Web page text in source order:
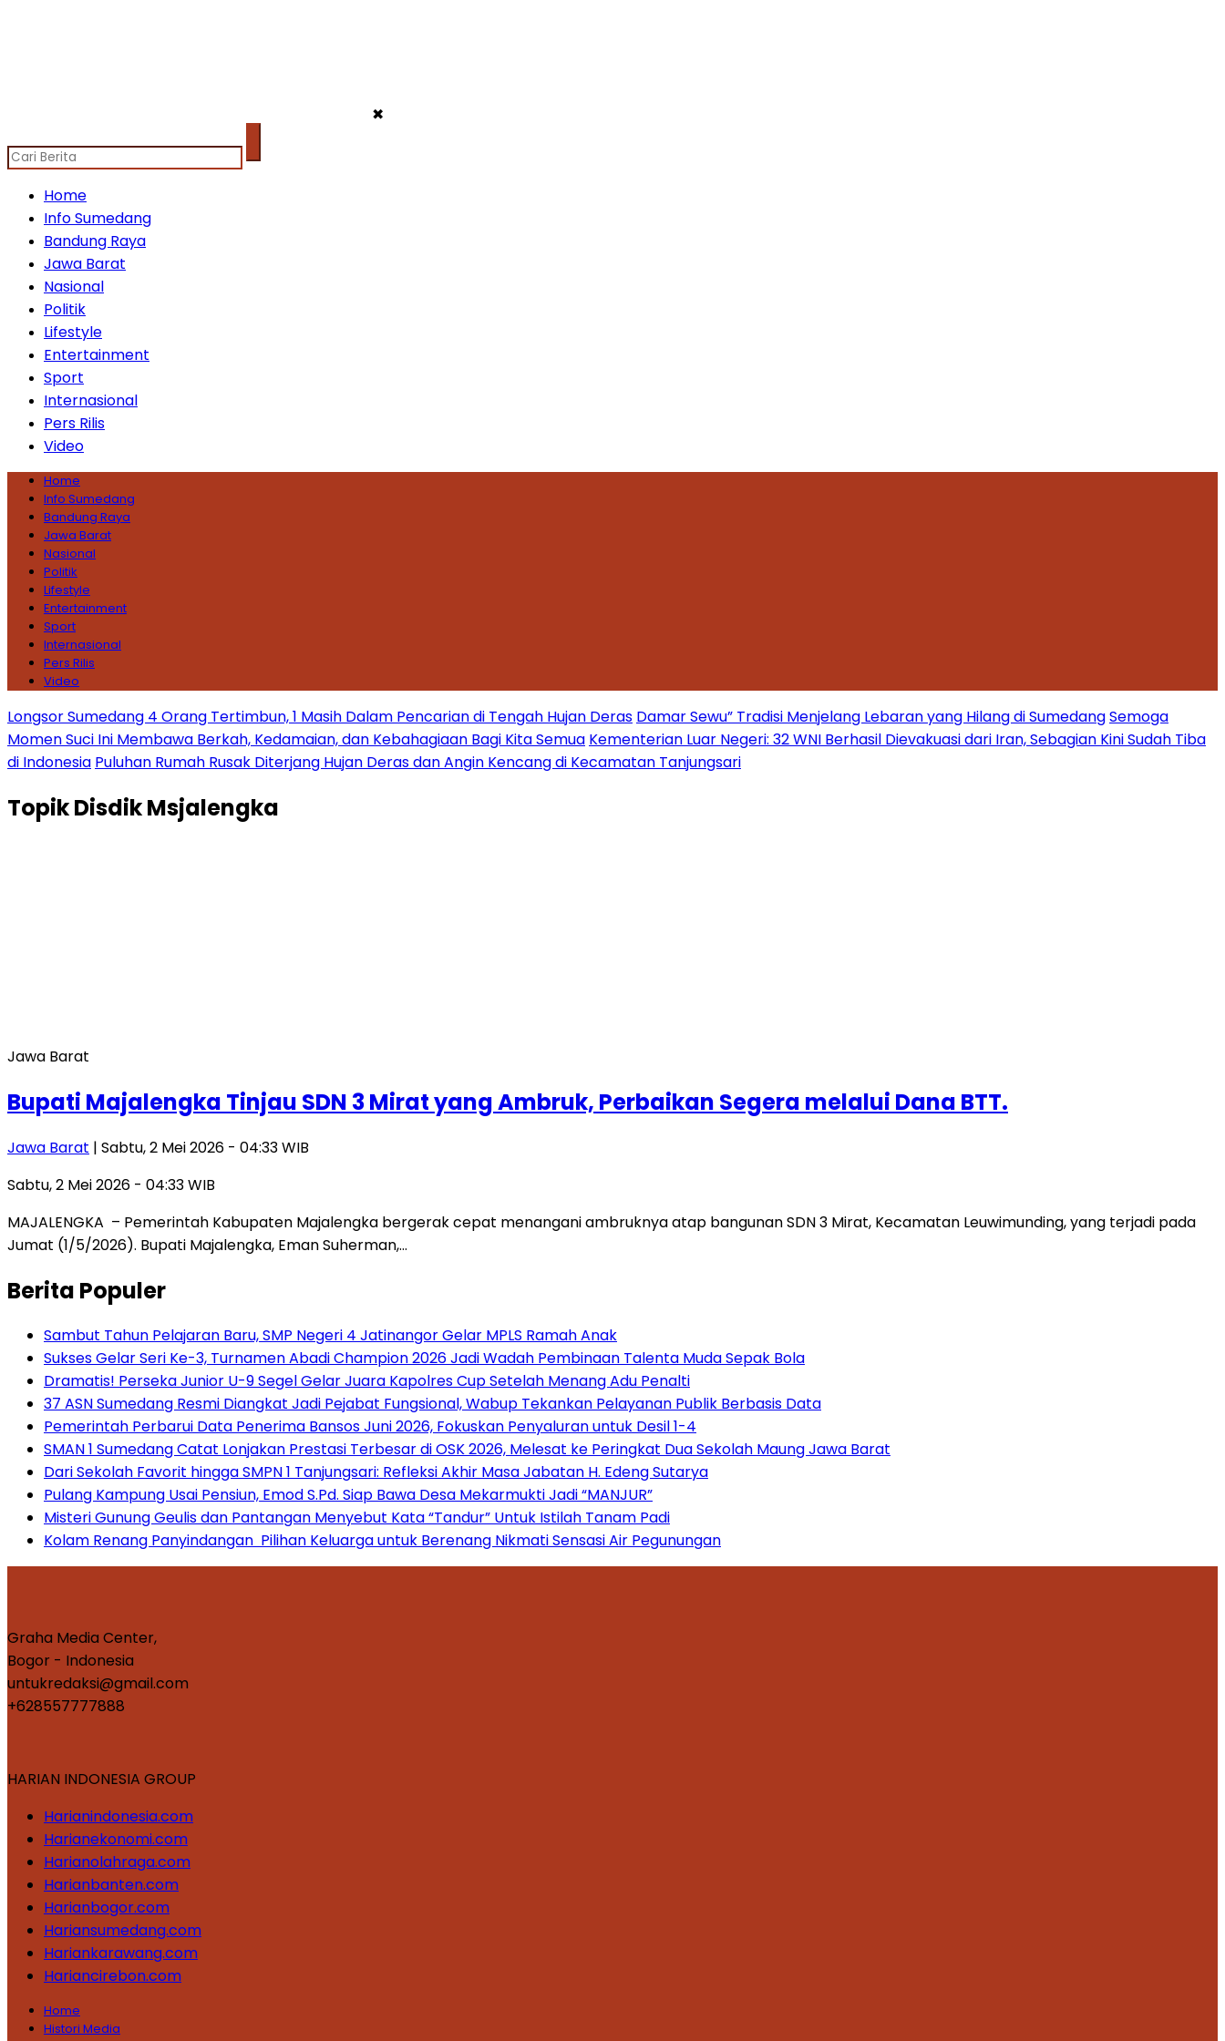
✖
Home
Info Sumedang
Bandung Raya
Jawa Barat
Nasional
Politik
Lifestyle
Entertainment
Sport
Internasional
Pers Rilis
Video
Home
Info Sumedang
Bandung Raya
Jawa Barat
Nasional
Politik
Lifestyle
Entertainment
Sport
Internasional
Pers Rilis
Video
Longsor Sumedang 4 Orang Tertimbun, 1 Masih Dalam Pencarian di Tengah Hujan Deras Damar Sewu” Tradisi Menjelang Lebaran yang Hilang di SumedangSemoga
Momen Suci Ini Membawa Berkah, Kedamaian, dan Kebahagiaan Bagi Kita Semua Kementerian Luar Negeri: 32 WNI Berhasil Dievakuasi dari Iran, Sebagian Kini Sudah Tiba
di Indonesia Puluhan Rumah Rusak Diterjang Hujan Deras dan Angin Kencang di Kecamatan Tanjungsari
TopikDisdik Msjalengka
Jawa Barat
Bupati Majalengka Tinjau SDN 3 Mirat yang Ambruk, Perbaikan Segera melalui Dana BTT.
Jawa Barat | Sabtu, 2 Mei 2026 - 04:33 WIB
Sabtu, 2 Mei 2026 - 04:33 WIB
MAJALENGKA – Pemerintah Kabupaten Majalengka bergerak cepat menangani ambruknya atap bangunan SDN 3 Mirat, Kecamatan Leuwimunding, yang terjadi pada
Jumat (1/5/2026). Bupati Majalengka, Eman Suherman,…
Berita Populer
Sambut Tahun Pelajaran Baru, SMP Negeri 4 Jatinangor Gelar MPLS Ramah Anak
Sukses Gelar Seri Ke-3, Turnamen Abadi Champion 2026 Jadi Wadah Pembinaan Talenta Muda Sepak Bola
Dramatis! Perseka Junior U-9 Segel Gelar Juara Kapolres Cup Setelah Menang Adu Penalti
37 ASN Sumedang Resmi Diangkat Jadi Pejabat Fungsional, Wabup Tekankan Pelayanan Publik Berbasis Data
Pemerintah Perbarui Data Penerima Bansos Juni 2026, Fokuskan Penyaluran untuk Desil 1-4
SMAN 1 Sumedang Catat Lonjakan Prestasi Terbesar di OSK 2026, Melesat ke Peringkat Dua Sekolah Maung Jawa Barat
Dari Sekolah Favorit hingga SMPN 1 Tanjungsari: Refleksi Akhir Masa Jabatan H. Edeng Sutarya
Pulang Kampung Usai Pensiun, Emod S.Pd. Siap Bawa Desa Mekarmukti Jadi “MANJUR”
Misteri Gunung Geulis dan Pantangan Menyebut Kata “Tandur” Untuk Istilah Tanam Padi
Kolam Renang Panyindangan Pilihan Keluarga untuk Berenang Nikmati Sensasi Air Pegunungan
Graha Media Center,
Bogor - Indonesia
untukredaksi@gmail.com
+628557777888
HARIAN INDONESIA GROUP
Harianindonesia.com
Harianekonomi.com
Harianolahraga.com
Harianbanten.com
Harianbogor.com
Hariansumedang.com
Hariankarawang.com
Hariancirebon.com
Home
Histori Media